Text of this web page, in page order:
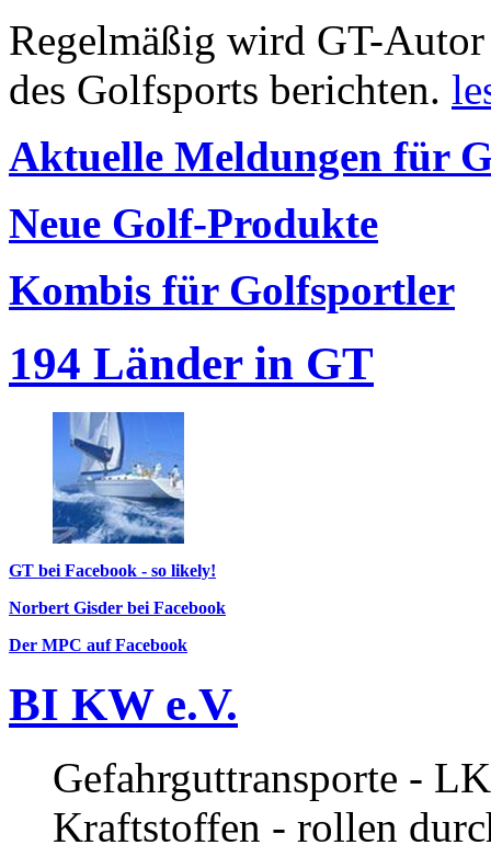
Regelmäßig wird GT-
des Golfsports berichten.
Aktuelle Meldungen für
Neue Golf-Produkte
Kombis für Golfsportler
194 Länder in GT
GT bei Facebook - so likely!
Norbert Gisder bei Facebook
Der MPC auf Facebook
BI KW e.V.
Gefahrguttransporte -
Kraftstoffen - rollen